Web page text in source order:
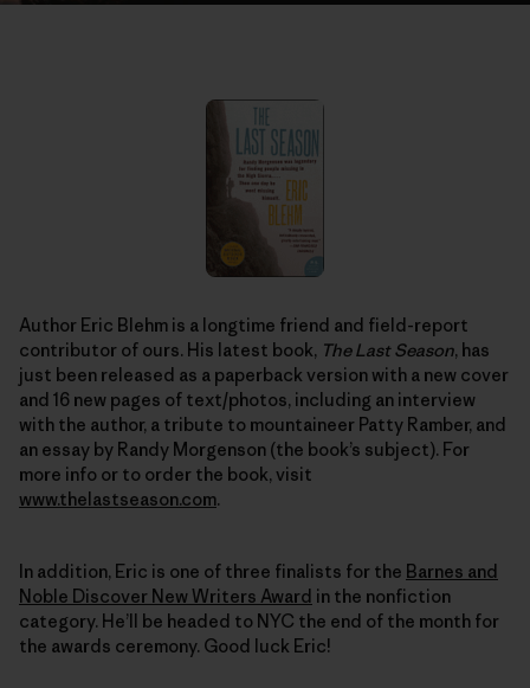
Author Eric Blehm is a longtime friend and field-report
contributor of ours. His latest book, The Last Season, has
just been released as a paperback version with a new cover
and 16 new pages of text/photos, including an interview
with the author, a tribute to mountaineer Patty Ramber, and
an essay by Randy Morgenson (the book’s subject). For
more info or to order the book, visit
www.thelastseason.com.
In addition, Eric is one of three finalists for the Barnes and
Noble Discover New Writers Award in the nonfiction
category. He’ll be headed to NYC the end of the month for
the awards ceremony. Good luck Eric!